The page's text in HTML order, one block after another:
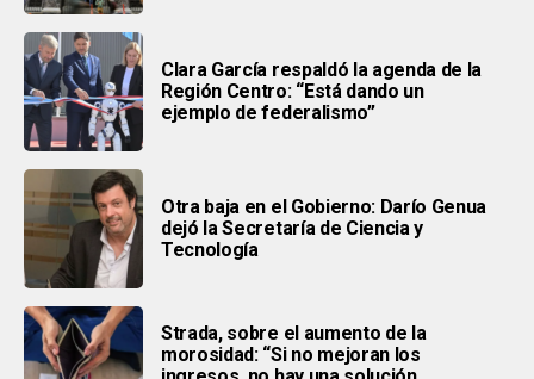
Clara García respaldó la agenda de la
Región Centro: “Está dando un
ejemplo de federalismo”
Otra baja en el Gobierno: Darío Genua
dejó la Secretaría de Ciencia y
Tecnología
Strada, sobre el aumento de la
morosidad: “Si no mejoran los